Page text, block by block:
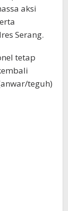
aksi
Serang.
tetap
teguh)